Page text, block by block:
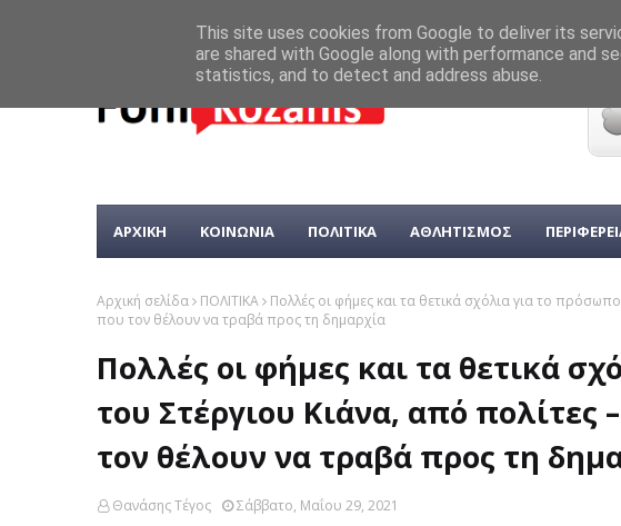
ΑΡΧΙΚΗ ΚΟΙΝΩΝΙΑ ΠΟΛΙΤΙΚΑ ΑΘΛΗΤΙΣΜΟΣ
Αρχική σελίδα ΠΟΛΙΤΙΚΑ
Πολλές οι φήμες και τα θετικά σχόλια για το
που τον θέλουν να τραβά προς τη δημαρχία
Πολλές οι φήμες και τα θετικά
του Στέργιου Κιάνα, από
τον θέλουν να τραβά προς τη
Θανάσης Τέγος Σάββατο, Μαΐου 29, 2021
This site uses cookies from Google to deliver its
are shared with Google along with performance and
statistics, and to detect and address abuse.